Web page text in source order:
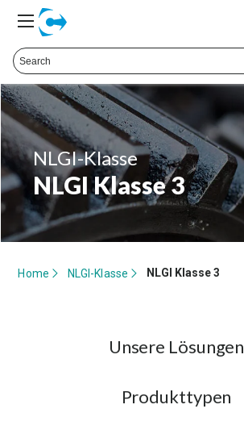
NLGI-Klasse
NLGI Klasse 3
Home NLGI-Klasse NLGI Klasse 3
Unsere Lösungen
Produkttypen